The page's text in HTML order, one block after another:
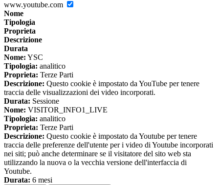
www.youtube.com
Nome
Tipologia
Proprieta
Descrizione
Durata
Nome: YSC
Tipologia: analitico
Proprieta: Terze Parti
Descrizione: Questo cookie è impostato da YouTube per tenere
traccia delle visualizzazioni dei video incorporati.
Durata: Sessione
Nome: VISITOR_INFO1_LIVE
Tipologia: analitico
Proprieta: Terze Parti
Descrizione: Questo cookie è impostato da Youtube per tenere
traccia delle preferenze dell'utente per i video di Youtube incorporati
nei siti; può anche determinare se il visitatore del sito web sta
utilizzando la nuova o la vecchia versione dell'interfaccia di
Youtube.
Durata: 6 mesi